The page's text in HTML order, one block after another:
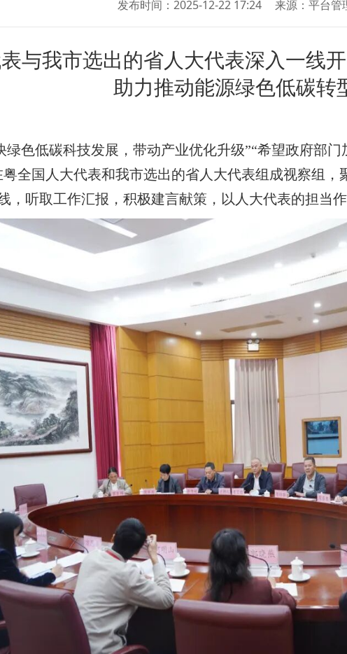
发布时间： 2025-12-22 17:24 来源：平台管
与我市选出的省人大代表深入一线
助力推动能源绿色低碳转
绿色低碳科技发展，带动产业优化升级”“希望政府部
全国人大代表和我市选出的省人大代表组成视察组
，听取工作汇报，积极建言献策，以人大代表的担当